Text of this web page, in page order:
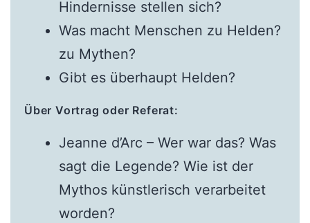
Hindernisse stellen sich?
Was macht Menschen zu Helden?
zu Mythen?
Gibt es überhaupt Helden?
Über Vortrag oder Referat:
Jeanne d’Arc – Wer war das? Was
sagt die Legende? Wie ist der
Mythos künstlerisch verarbeitet
worden?